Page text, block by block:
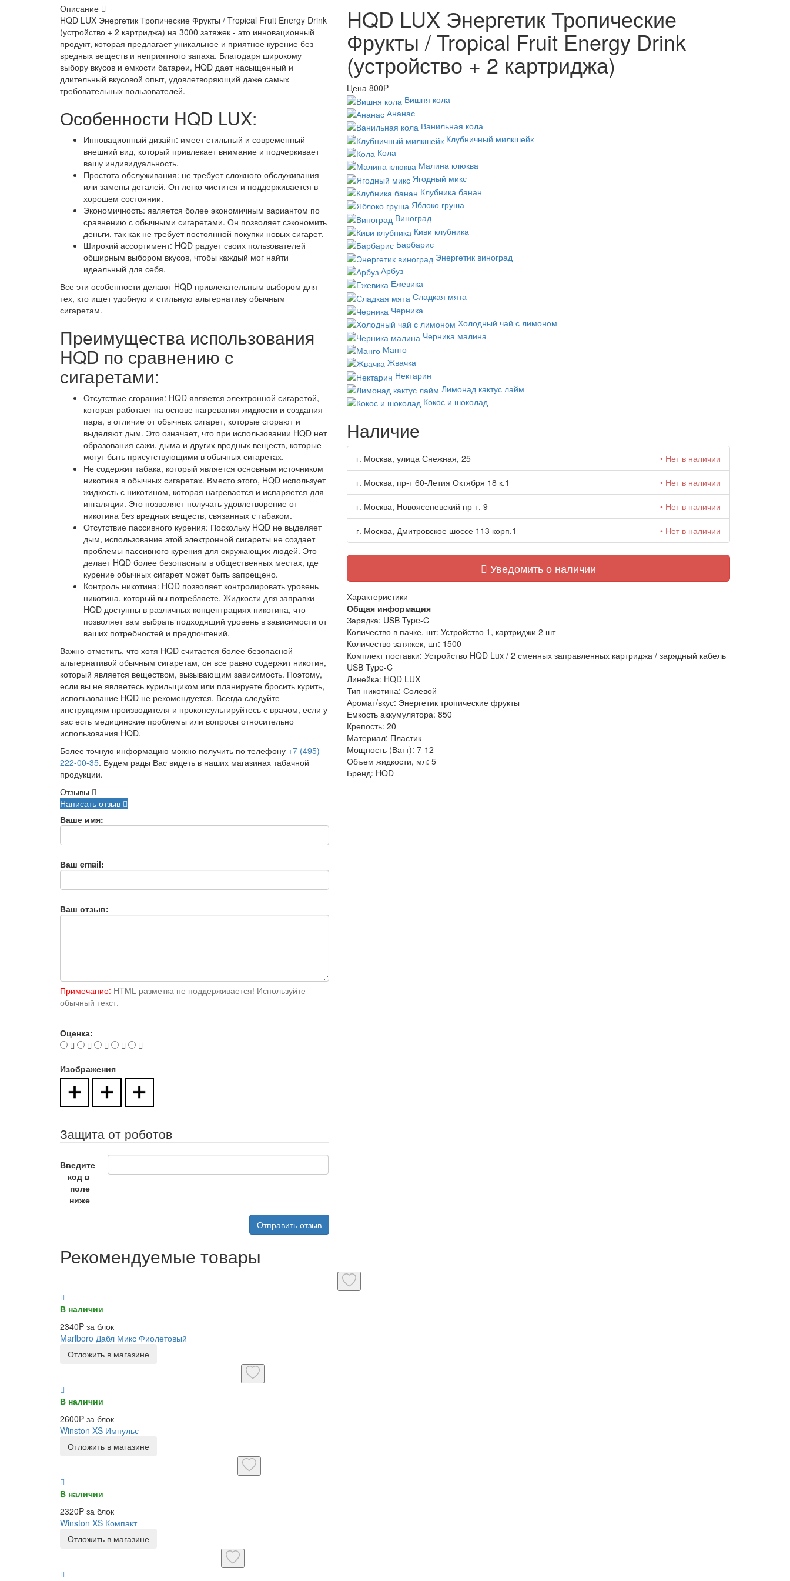
Описание
HQD LUX Энергетик Тропические Фрукты / Tropical Fruit Energy Drink
(устройство + 2 картриджа) на 3000 затяжек - это инновационный
продукт, которая предлагает уникальное и приятное курение без
вредных веществ и неприятного запаха. Благодаря широкому
выбору вкусов и емкости батареи, HQD дает насыщенный и
длительный вкусовой опыт, удовлетворяющий даже самых
требовательных пользователей.
Особенности HQD LUX:
Инновационный дизайн: имеет стильный и современный
внешний вид, который привлекает внимание и подчеркивает
вашу индивидуальность.
Простота обслуживания: не требует сложного обслуживания
или замены деталей. Он легко чистится и поддерживается в
хорошем состоянии.
Экономичность: является более экономичным вариантом по
сравнению с обычными сигаретами. Он позволяет сэкономить
деньги, так как не требует постоянной покупки новых сигарет.
Широкий ассортимент: HQD радует своих пользователей
обширным выбором вкусов, чтобы каждый мог найти
идеальный для себя.
Все эти особенности делают HQD привлекательным выбором для
тех, кто ищет удобную и стильную альтернативу обычным
сигаретам.
Преимущества использования
HQD по сравнению с
сигаретами:
Отсутствие сгорания: HQD является электронной сигаретой,
которая работает на основе нагревания жидкости и создания
пара, в отличие от обычных сигарет, которые сгорают и
выделяют дым. Это означает, что при использовании HQD нет
образования сажи, дыма и других вредных веществ, которые
могут быть присутствующими в обычных сигаретах.
Не содержит табака, который является основным источником
никотина в обычных сигаретах. Вместо этого, HQD использует
жидкость с никотином, которая нагревается и испаряется для
ингаляции. Это позволяет получать удовлетворение от
никотина без вредных веществ, связанных с табаком.
Отсутствие пассивного курения: Поскольку HQD не выделяет
дым, использование этой электронной сигареты не создает
проблемы пассивного курения для окружающих людей. Это
делает HQD более безопасным в общественных местах, где
курение обычных сигарет может быть запрещено.
Контроль никотина: HQD позволяет контролировать уровень
никотина, который вы потребляете. Жидкости для заправки
HQD доступны в различных концентрациях никотина, что
позволяет вам выбрать подходящий уровень в зависимости от
ваших потребностей и предпочтений.
Важно отметить, что хотя HQD считается более безопасной
альтернативой обычным сигаретам, он все равно содержит никотин,
который является веществом, вызывающим зависимость. Поэтому,
если вы не являетесь курильщиком или планируете бросить курить,
использование HQD не рекомендуется. Всегда следуйте
инструкциям производителя и проконсультируйтесь с врачом, если у
вас есть медицинские проблемы или вопросы относительно
использования HQD.
Более точную информацию можно получить по телефону +7 (495)
222-00-35. Будем рады Вас видеть в наших магазинах табачной
продукции.
Отзывы
Написать отзыв
Ваше имя:
Ваш email:
Ваш отзыв:
Примечание: HTML разметка не поддерживается! Используйте
обычный текст.
Оценка:
Изображения
Защита от роботов
Введите
код в
поле
ниже
Отправить отзыв
HQD LUX Энергетик Тропические
Фрукты / Tropical Fruit Energy Drink
(устройство + 2 картриджа)
Цена 800P
Вишня кола
Ананас
Ванильная кола
Клубничный милкшейк
Кола
Малина клюква
Ягодный микс
Клубника банан
Яблоко груша
Виноград
Киви клубника
Барбарис
Энергетик виноград
Арбуз
Ежевика
Сладкая мята
Черника
Холодный чай с лимоном
Черника малина
Манго
Жвачка
Нектарин
Лимонад кактус лайм
Кокос и шоколад
Наличие
г. Москва, улица Снежная, 25 • Нет в наличии
г. Москва, пр-т 60-Летия Октября 18 к.1 • Нет в наличии
г. Москва, Новоясеневский пр-т, 9 • Нет в наличии
г. Москва, Дмитровское шоссе 113 корп.1 • Нет в наличии
Уведомить о наличии
Характеристики
Общая информация
Зарядка: USB Type-C
Количество в пачке, шт: Устройство 1, картриджи 2 шт
Количество затяжек, шт: 1500
Комплект поставки: Устройство HQD Lux / 2 сменных заправленных картриджа / зарядный кабель
USB Type-C
Линейка: HQD LUX
Тип никотина: Солевой
Аромат/вкус: Энергетик тропические фрукты
Емкость аккумулятора: 850
Крепость: 20
Материал: Пластик
Мощность (Ватт): 7-12
Объем жидкости, мл: 5
Бренд: HQD
Рекомендуемые товары
В наличии
2340P за блок
Marlboro Дабл Микс Фиолетовый
Отложить в магазине
В наличии
2600P за блок
Winston XS Импульс
Отложить в магазине
В наличии
2320P за блок
Winston XS Компакт
Отложить в магазине